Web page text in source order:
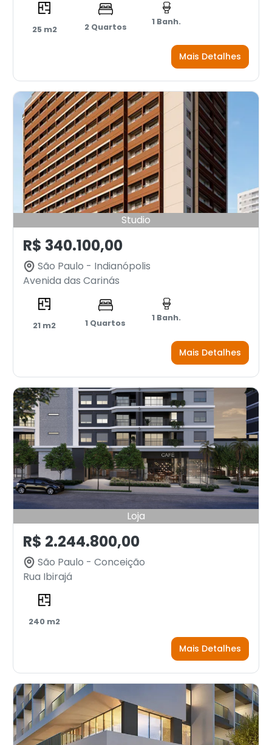
25 m2 2 Quartos
1 Banh.
Mais Detalhes
Studio
R$ 340.100,00
São Paulo - Indianópolis
Avenida das Carinás
21 m2 1 Quartos
1 Banh.
Mais Detalhes
Loja
R$ 2.244.800,00
São Paulo - Conceição
Rua Ibirajá
240 m2
Mais Detalhes